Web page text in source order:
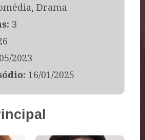
Drama
3
2023
16/01/2025